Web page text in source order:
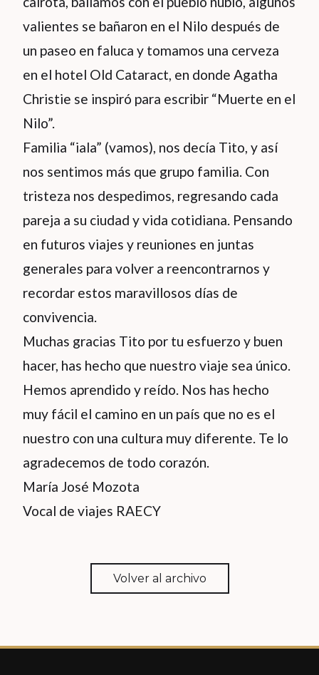
valientes se bañaron en el Nilo después de
un paseo en faluca y tomamos una cerveza
en el hotel Old Cataract, en donde Agatha
Christie se inspiró para escribir “Muerte en el
Nilo”.
Familia “iala” (vamos), nos decía Tito, y así
nos sentimos más que grupo familia. Con
tristeza nos despedimos, regresando cada
pareja a su ciudad y vida cotidiana. Pensando
en futuros viajes y reuniones en juntas
generales para volver a reencontrarnos y
recordar estos maravillosos días de
convivencia.
Muchas gracias Tito por tu esfuerzo y buen
hacer, has hecho que nuestro viaje sea único.
Hemos aprendido y reído. Nos has hecho
muy fácil el camino en un país que no es el
nuestro con una cultura muy diferente. Te lo
agradecemos de todo corazón.
María José Mozota
Vocal de viajes RAECY
Volver al archivo